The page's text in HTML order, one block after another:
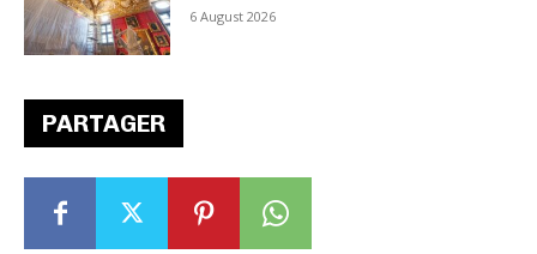
PARTAGER
6 August 2026